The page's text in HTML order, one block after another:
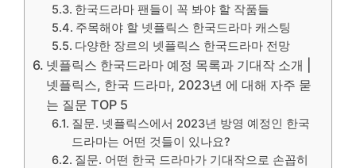
한국드라마 팬들이 꼭 봐야 할 작품들
주목해야 할 넷플릭스 한국드라마 캐스팅
다양한 장르의 넷플릭스 한국드라마 전망
넷플릭스 한국드라마 예정 목록과 기대작 소개 |
넷플릭스, 한국 드라마, 2023년 에 대해 자주 묻
는 질문 TOP 5
질문. 넷플릭스에서 2023년 방영 예정인 한국
드라마는 어떤 것들이 있나요?
질문. 어떤 한국 드라마가 기대작으로 손꼽히